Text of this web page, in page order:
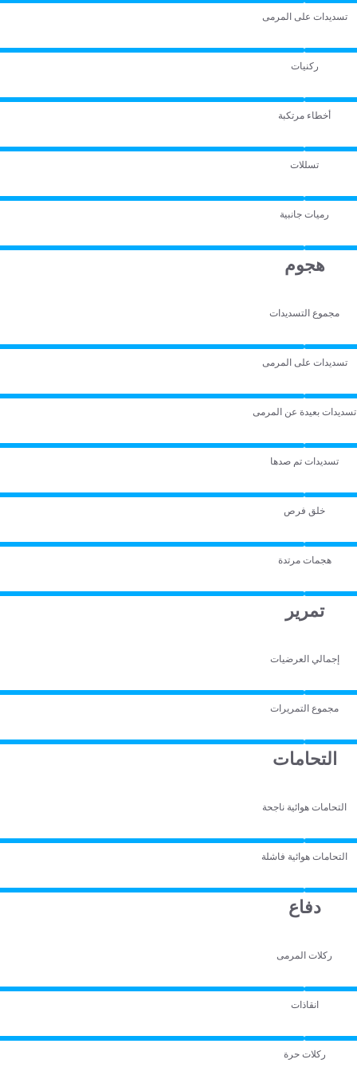
تسديدات على المرمى
ركنيات
أخطاء مرتكبة
تسللات
رميات جانبية
هجوم
مجموع التسديدات
تسديدات على المرمى
تسديدات بعيدة عن المرمى
تسديدات تم صدها
خلق فرص
هجمات مرتدة
تمرير
إجمالي العرضيات
مجموع التمريرات
التحامات
التحامات هوائية ناجحة
التحامات هوائية فاشلة
دفاع
ركلات المرمى
انقاذات
ركلات حرة